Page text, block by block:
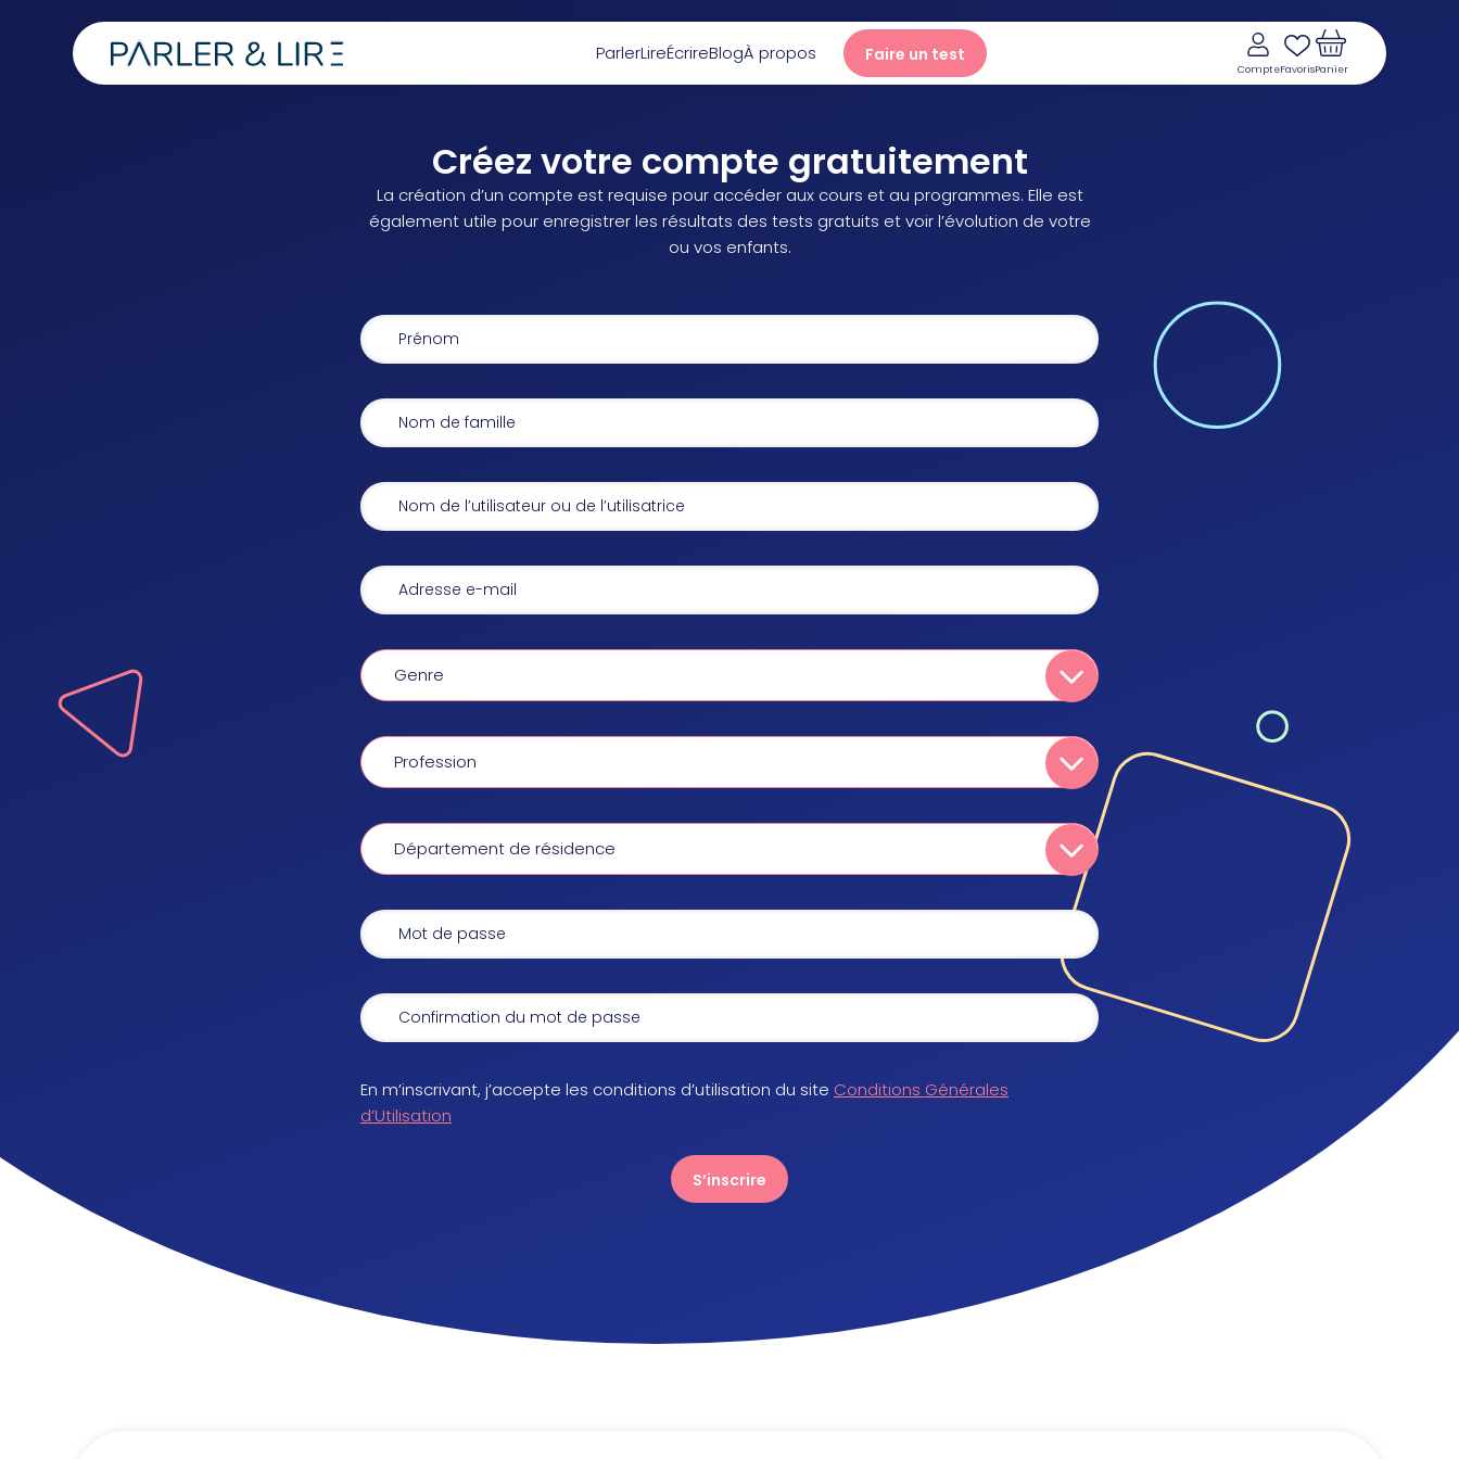
ParlerLireÉcrireBlogÀ propos Faire un test
CompteFavorisPanier
Parler
Lire
Écrire
Blog
Créez votre compte gratuitement
La création d’un compte est requise pour accéder aux cours et au programmes. Elle est
également utile pour enregistrer les résultats des tests gratuits et voir l’évolution de votre
ou vos enfants.
Genre
Profession
Département de résidence
En m’inscrivant, j’accepte les conditions d’utilisation du site Conditions Générales
d’Utilisation
S’inscrire